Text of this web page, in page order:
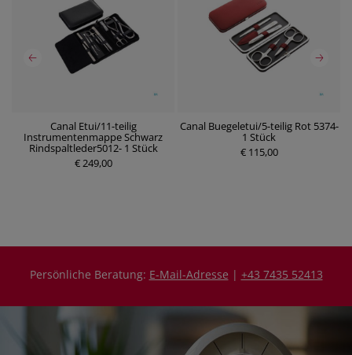
Canal Etui/11-teilig
Instrumentenmappe Schwarz
Rindspaltleder5012- 1 Stück
€ 249,00
Canal Buegeletui/5-teilig Rot 5374-
1 Stück
€ 115,00
P
r
Persönliche Beratung: E-Mail-Adresse | +43 7435 52413